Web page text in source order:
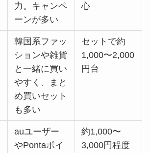
力。キャンペ
ーンが多い
心
韓国系ファッ
ションや雑貨
と一緒に買い
やすく、まと
め買いセット
も多い
セットで約
1,000〜2,000
円台
auユーザー
やPontaポイ
約1,000〜
3,000円程度